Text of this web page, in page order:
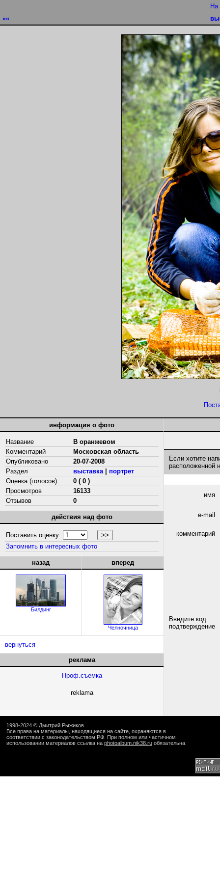
На
««
информация о фото
Название
В оранжевом
Комментарий
Московская область
Опубликовано
20-07-2008
Раздел
выставка| портрет
Оценка (голосов)
0 ( 0 )
Просмотров
16133
Отзывов
0
действия над фото
Поставить оценку:
Запомнить в интересных фото
назад
Билдинг
вперед
Челночница
вернуться
реклама
Проф.съемка
reklama
Если хотите
расположенной
имя
e-mail
комментарий
Введите код
подтверждение
1998-2024 © Дмитрий Рыжиков
Все права на материалы, находящиеся на сайте, охраняются в
соответствии с законодательством РФ. При полном или частичном
использовании материалов ссылка на photoalbum.nik38.ru обязательна.